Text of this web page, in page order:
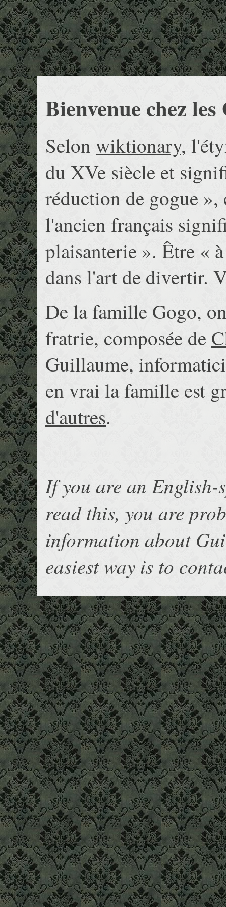
Bienvenue chez
Selon wiktionary,
du XVe siècle et
réduction de gogue
l'ancien français
plaisanterie ». Être «
dans l'art de divertir.
De la famille Gogo,
fratrie, composée de
Guillaume,
en vrai la famille est
d'autres.
If you are an
read this, you are
information about
easiest way is to